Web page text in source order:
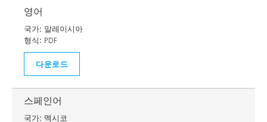
영어
국가: 말레이시아
형식: PDF
다운로드
스페인어
국가: 멕시코